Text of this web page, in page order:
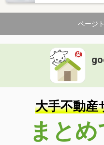
ページ
大手不動産
まとめ